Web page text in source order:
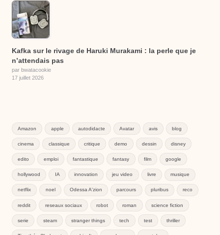
Kafka sur le rivage de Haruki Murakami : la perle que je
n’attendais pas
par bwatacookie
17 juillet 2026
Amazon apple autodidacte Avatar avis blog
cinema classique critique demo dessin disney
edito emploi fantastique fantasy film google
hollywood IA innovation jeu video livre musique
netflix noel Odessa A'zion parcours pluribus reco
reddit reseaux sociaux robot roman science fiction
serie steam stranger things tech test thriller